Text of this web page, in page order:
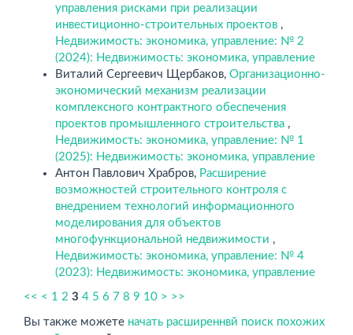
управления рисками при реализации
инвестиционно-строительных проектов ,
Недвижимость: экономика, управление: № 2
(2024): Недвижимость: экономика, управление
Виталий Сергеевич Щербаков, Организационно-
экономический механизм реализации
комплексного контрактного обеспечения
проектов промышленного строительства ,
Недвижимость: экономика, управление: № 1
(2025): Недвижимость: экономика, управление
Антон Павлович Храбров, Расширение
возможностей строительного контроля с
внедрением технологий информационного
моделирования для объектов
многофункциональной недвижимости ,
Недвижимость: экономика, управление: № 4
(2023): Недвижимость: экономика, управление
<< < 1 2 3 4 5 6 7 8 9 10 > >>
Вы также можете начать расширеннвй поиск похожих